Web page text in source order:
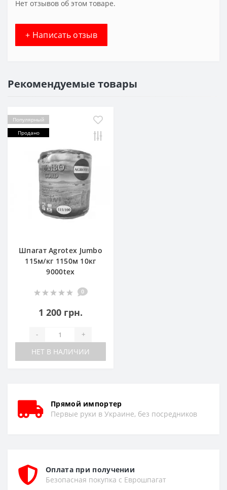
Нет отзывов об этом товаре.
+ Написать отзыв
Рекомендуемые товары
Популярный
Продано
Шпагат Agrotex Jumbo
115м/кг 1150м 10кг
9000tex
0
1 200 грн.
- +
НЕТ В НАЛИЧИИ
Прямой импортер
Первые руки в Украине, без посредников
Оплата при получении
Безопасная покупка с Еврошпагат